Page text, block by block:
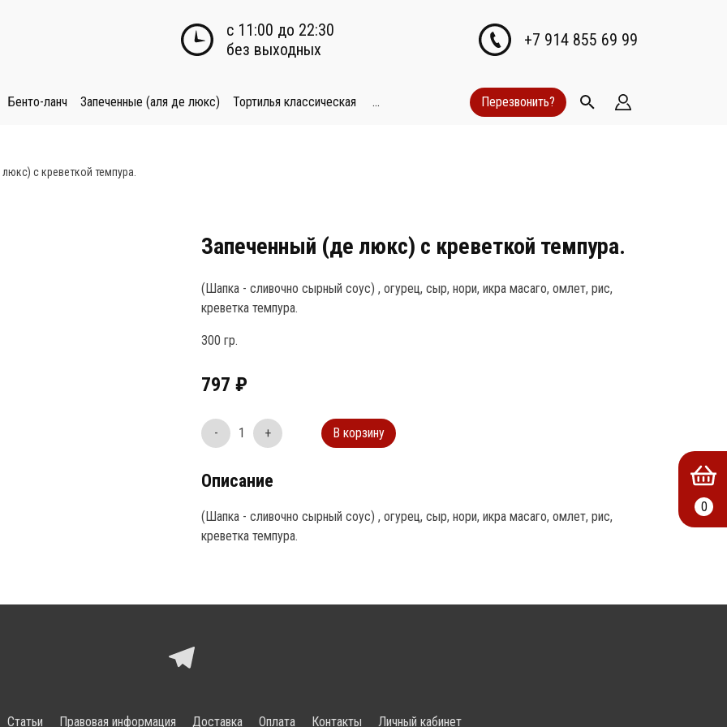
с 11:00 до 22:30
без выходных
+7 914 855 69 99
Бенто-ланч Запеченные (аля де люкс) Тортилья классическая ... Перезвонить?
с креветкой темпура.
Запеченный (де люкс) с креветкой темпура.
(Шапка - сливочно сырный соус) , огурец, сыр, нори, икра масаго, омлет, рис,
креветка темпура.
300 гр.
797 ₽
- 1 + В корзину
Описание
(Шапка - сливочно сырный соус) , огурец, сыр, нори, икра масаго, омлет, рис,
креветка темпура.
Статьи Правовая информация Доставка Оплата Контакты Личный кабинет
0